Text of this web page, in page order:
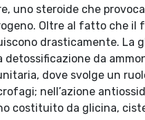
uno steroide che
Oltre al fatto che il
drasticamente. La
da
dove svolge un
nell’azione
costituito da glicina,